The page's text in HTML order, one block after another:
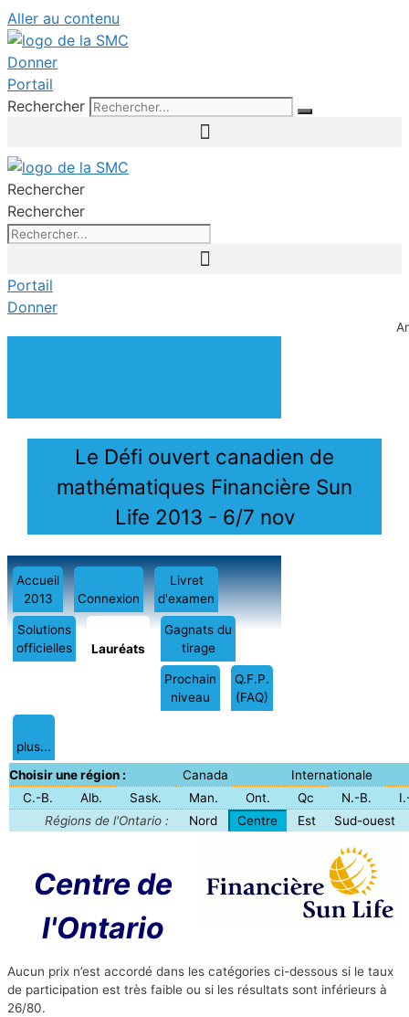
Aller au contenu
Donner
Portail
Rechercher
Rechercher
Rechercher
Portail
Donner
Le Défi ouvert canadien de
mathématiques Financière Sun
Life 2013 - 6/7 nov
Accueil
2013
Connexion
Livret
d'examen
Solutions
officielles
Lauréats
Gagnats du
tirage
Prochain
niveau
Q.F.P.
(FAQ)
plus...
Choisir une région :
Canada
Internationale
C.-B.
Alb. Sask. Man. Ont. Qc N.-B.
Régions de l'Ontario :
Nord Centre Est Sud-ouest
Centre de
l'Ontario
Aucun prix n’est accordé dans les catégories ci-dessous si le taux
de participation est très faible ou si les résultats sont inférieurs à
26/80.